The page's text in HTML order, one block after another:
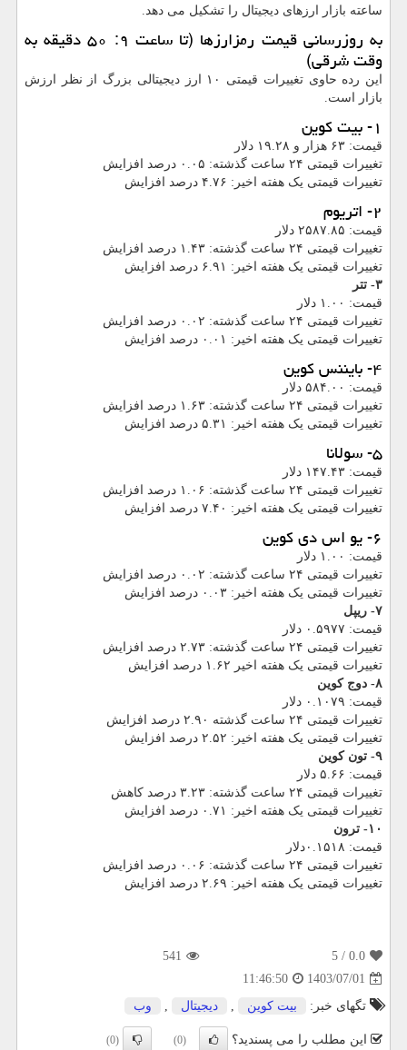
ساعته بازار ارزهای دیجیتال را تشکیل می دهد.
به روزرسانی قیمت رمزارزها (تا ساعت ۹: ۵۰ دقیقه به
وقت شرقی)
این رده حاوی تغییرات قیمتی ۱۰ ارز دیجیتالی بزرگ از نظر ارزش
بازار است.
۱- بیت کوین
قیمت: ۶۳ هزار و ۱۹.۲۸ دلار
تغییرات قیمتی ۲۴ ساعت گذشته: ۰.۰۵ درصد افزایش
تغییرات قیمتی یک هفته اخیر: ۴.۷۶ درصد افزایش
۲- اتریوم
قیمت: ۲۵۸۷.۸۵ دلار
تغییرات قیمتی ۲۴ ساعت گذشته: ۱.۴۳ درصد افزایش
تغییرات قیمتی یک هفته اخیر: ۶.۹۱ درصد افزایش
۳- تتر
قیمت: ۱.۰۰ دلار
تغییرات قیمتی ۲۴ ساعت گذشته: ۰.۰۲ درصد افزایش
تغییرات قیمتی یک هفته اخیر: ۰.۰۱ درصد افزایش
۴- بایننس کوین
قیمت: ۵۸۴.۰۰ دلار
تغییرات قیمتی ۲۴ ساعت گذشته: ۱.۶۳ درصد افزایش
تغییرات قیمتی یک هفته اخیر: ۵.۳۱ درصد افزایش
۵- سولانا
قیمت: ۱۴۷.۴۳ دلار
تغییرات قیمتی ۲۴ ساعت گذشته: ۱.۰۶ درصد افزایش
تغییرات قیمتی یک هفته اخیر: ۷.۴۰ درصد افزایش
۶- یو اس دی کوین
قیمت: ۱.۰۰ دلار
تغییرات قیمتی ۲۴ ساعت گذشته: ۰.۰۲ درصد افزایش
تغییرات قیمتی یک هفته اخیر: ۰.۰۳ درصد افزایش
۷- ریپل
قیمت: ۰.۵۹۷۷ دلار
تغییرات قیمتی ۲۴ ساعت گذشته: ۲.۷۳ درصد افزایش
تغییرات قیمتی یک هفته اخیر ۱.۶۲ درصد افزایش
۸- دوج کوین
قیمت: ۰.۱۰۷۹ دلار
تغییرات قیمتی ۲۴ ساعت گذشته ۲.۹۰ درصد افزایش
تغییرات قیمتی یک هفته اخیر: ۲.۵۲ درصد افزایش
۹- تون کوین
قیمت: ۵.۶۶ دلار
تغییرات قیمتی ۲۴ ساعت گذشته: ۳.۲۳ درصد کاهش
تغییرات قیمتی یک هفته اخیر: ۰.۷۱ درصد افزایش
۱۰- ترون
قیمت: ۰.۱۵۱۸دلار
تغییرات قیمتی ۲۴ ساعت گذشته: ۰.۰۶ درصد افزایش
تغییرات قیمتی یک هفته اخیر: ۲.۶۹ درصد افزایش
0.0
/ 5
541
1403/07/01
11:46:50
تگهای خبر:
بیت كوین , دیجیتال , وب
این مطلب را می پسندید؟ (0)
(0)